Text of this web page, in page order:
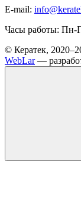
E-mail:
Часы работы: Пн-
© Кератек,
WebLar—